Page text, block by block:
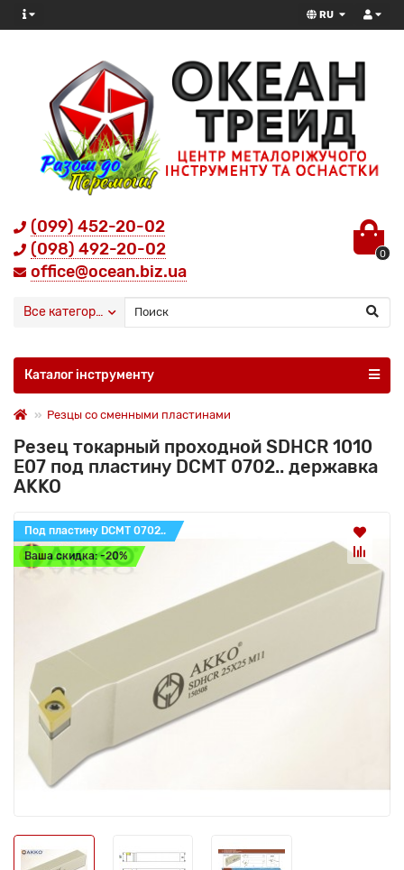
RU
(099) 452-20-02
(098) 492-20-02
office@ocean.biz.ua
0
Все категории
Каталог інструменту
Резцы со сменными пластинами
Резец токарный проходной SDHCR 1010
E07 под пластину DCMT 0702.. державка
AKKO
Под пластину DCMT 0702..
Ваша скидка: -20%